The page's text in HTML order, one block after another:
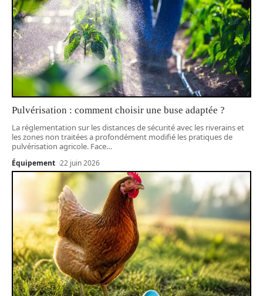
Pulvérisation : comment choisir une buse adaptée ?
La réglementation sur les distances de sécurité avec les riverains et
les zones non traitées a profondément modifié les pratiques de
pulvérisation agricole. Face…
Équipement 22 juin 2026